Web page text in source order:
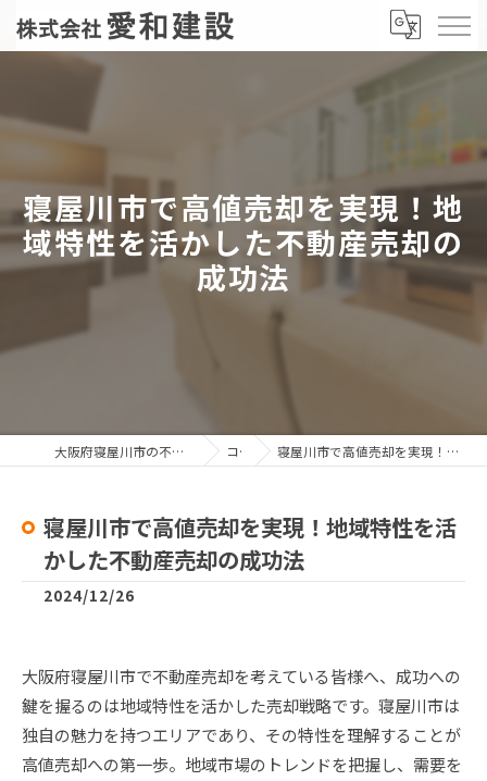
寝屋川市で高値売却を実現！地
域特性を活かした不動産売却の
成功法
大阪府寝屋川市の不動産売却なら株式会社愛和建設 コラム 寝屋川市で高値売却を実現！地域特性を活かした不動産売却の成功法
寝屋川市で高値売却を実現！地域特性を活
かした不動産売却の成功法
2024/12/26
大阪府寝屋川市で不動産売却を考えている皆様へ、成功への
鍵を握るのは地域特性を活かした売却戦略です。寝屋川市は
独自の魅力を持つエリアであり、その特性を理解することが
高値売却への第一歩。地域市場のトレンドを把握し、需要を